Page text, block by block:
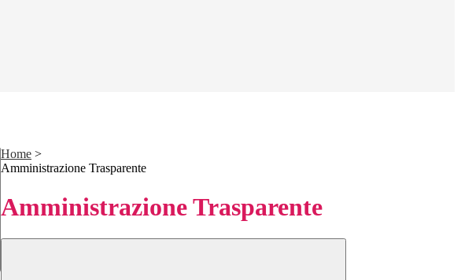
Home >
Amministrazione Trasparente
Amministrazione Trasparente